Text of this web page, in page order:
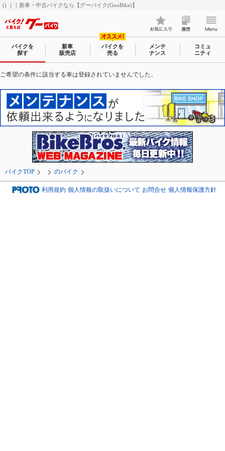
() ｜｜新車・中古バイクなら【グーバイク(GooBike)】
バイクを
探す
新車
販売店
バイクを
売る
メンテ
ナンス
コミュ
ニティ
ご希望の条件に該当する車は登録されていませんでした。
バイクTOP のバイク
利用規約 個人情報の取扱いについて お問合せ 個人情報保護方針